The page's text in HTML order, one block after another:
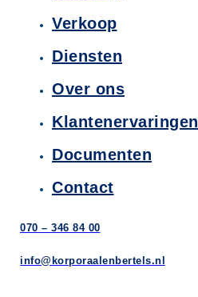
Verkoop
Diensten
Over ons
Klantenervaringen
Documenten
Contact
070 – 346 84 00
info@korporaalenbertels.nl